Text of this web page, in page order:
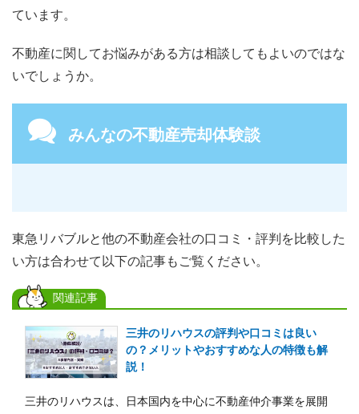
ています。
不動産に関してお悩みがある方は相談してもよいのではな
いでしょうか。
みんなの不動産売却体験談
東急リバブルと他の不動産会社の口コミ・評判を比較した
い方は合わせて以下の記事もご覧ください。
関連記事
三井のリハウスの評判や口コミは良い
の？メリットやおすすめな人の特徴も解
説！
三井のリハウスは、日本国内を中心に不動産仲介事業を展開